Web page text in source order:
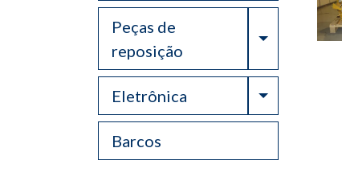
Peças de
reposição
Toggle
Eletrônica Toggle
Barcos